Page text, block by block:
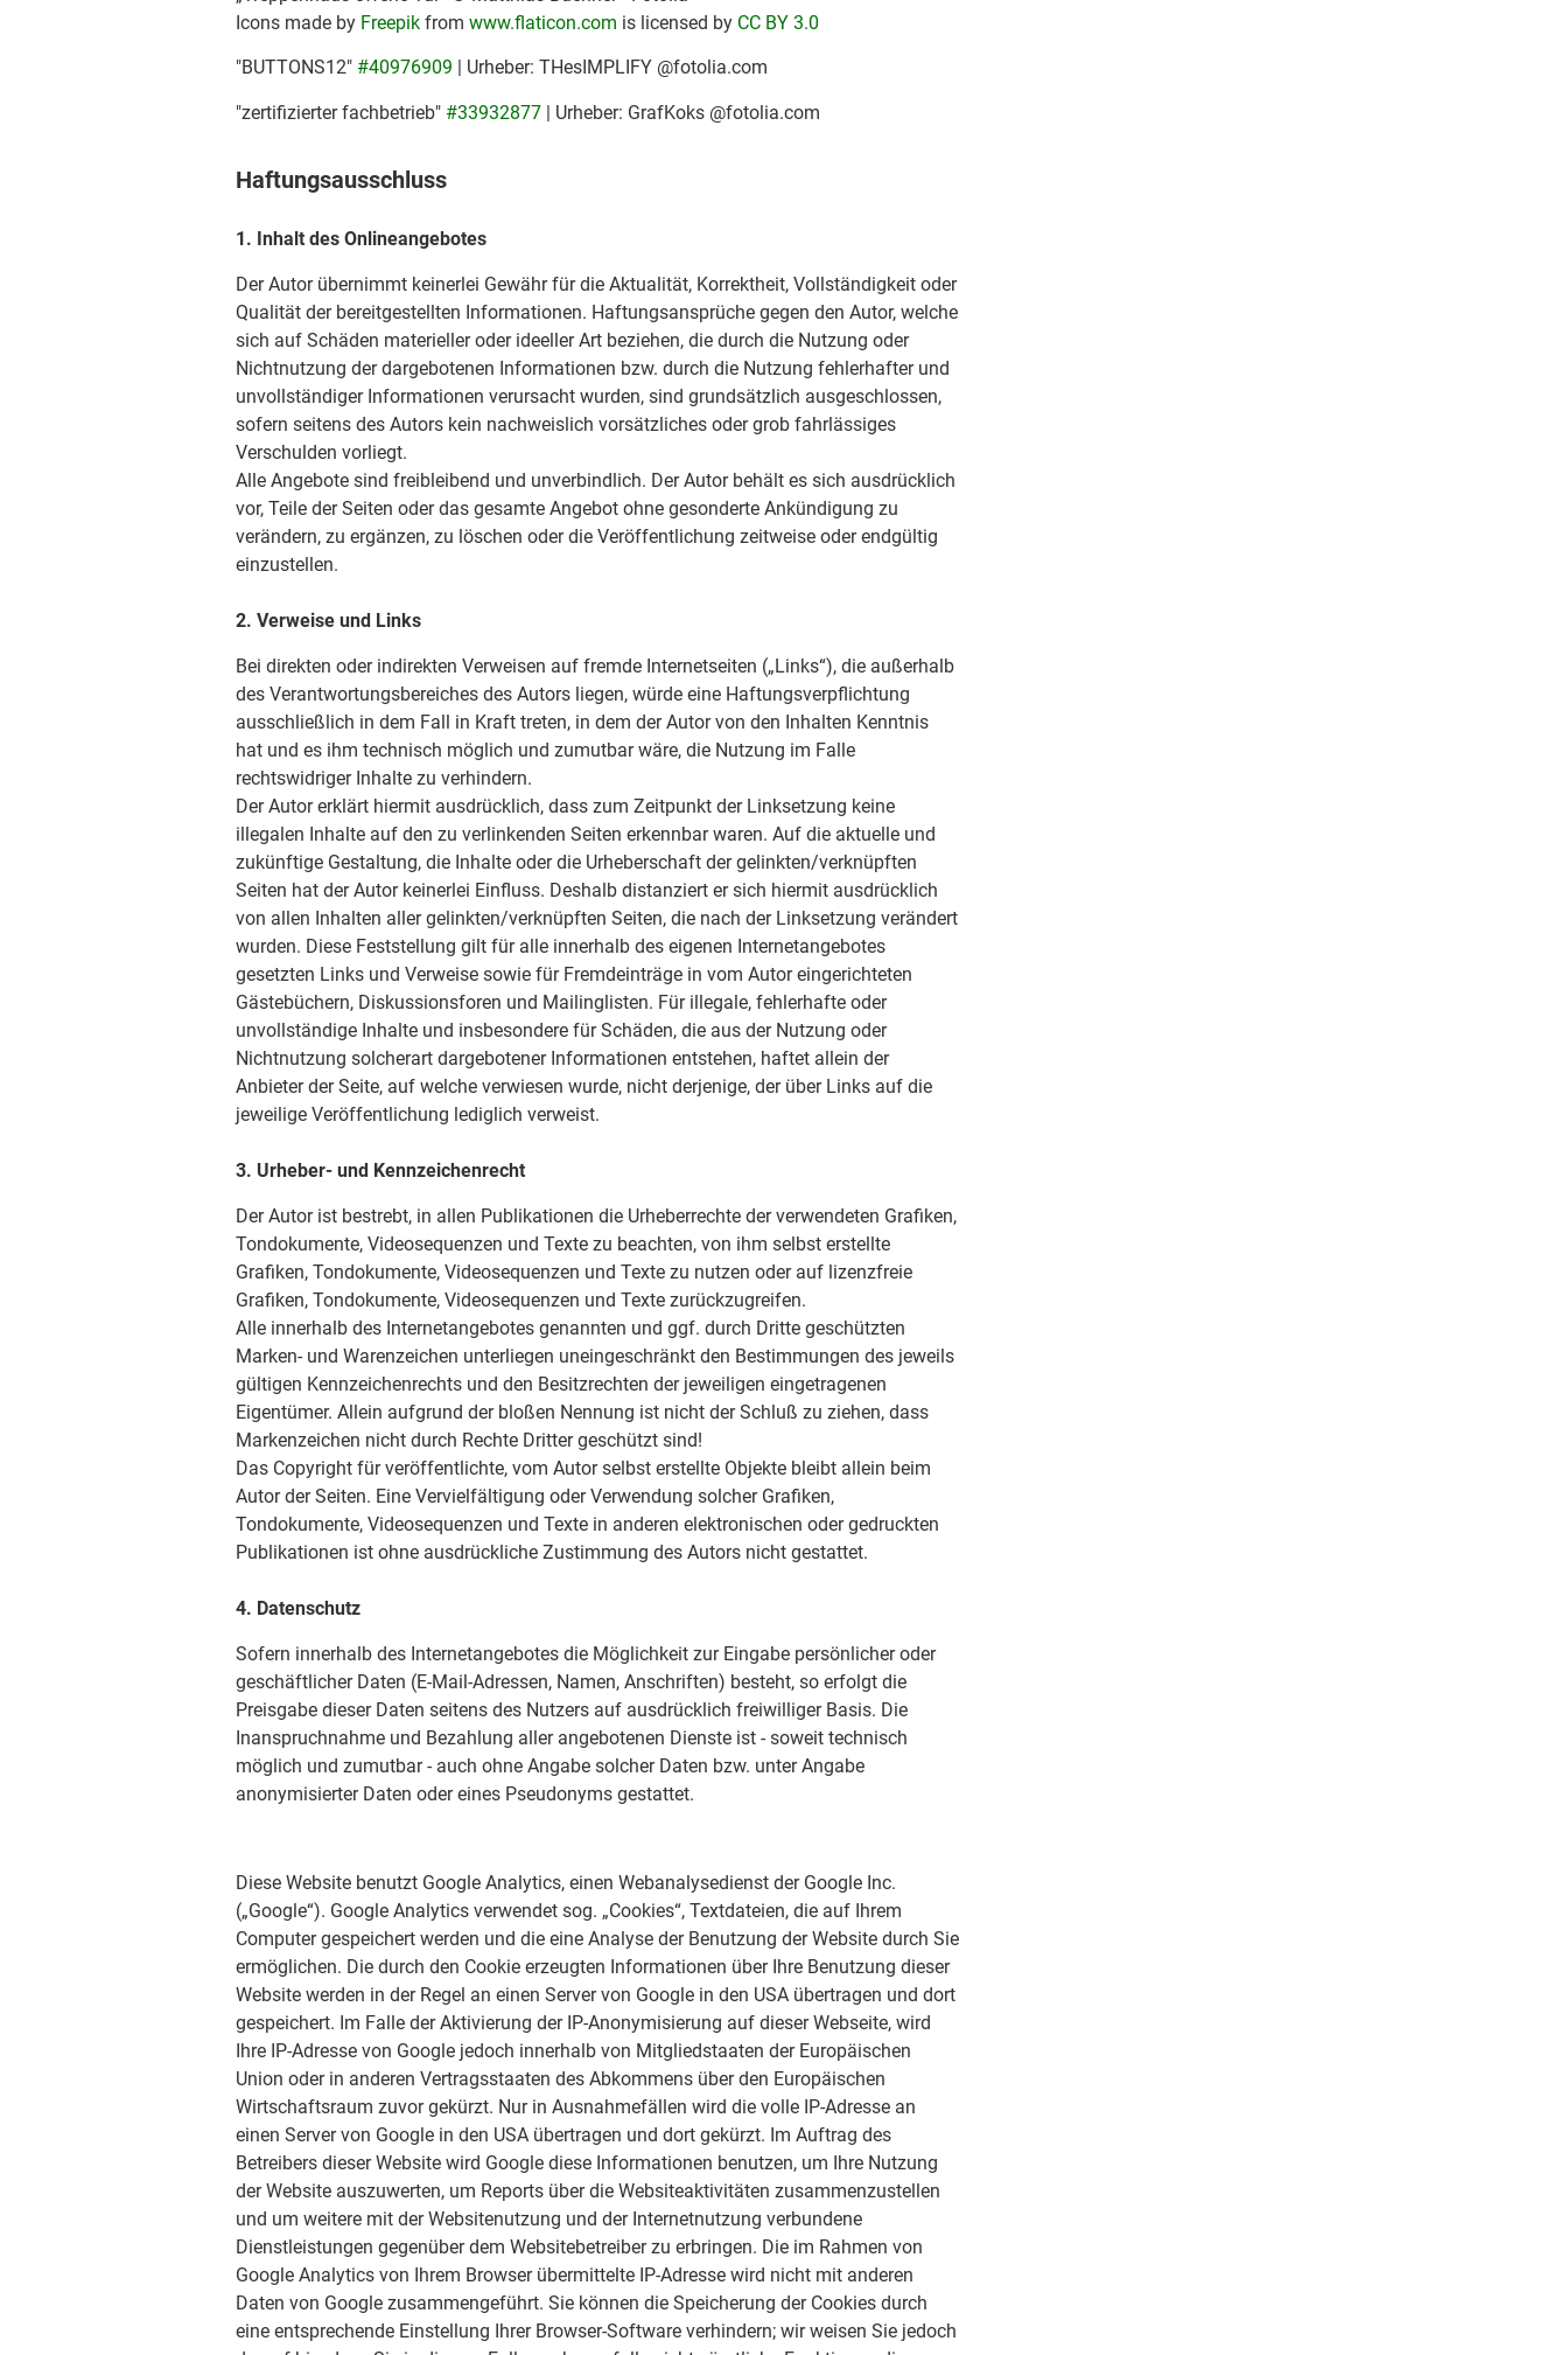
Icons made by Freepik from www.flaticon.com is licensed by CC BY 3.0
"BUTTONS12" #40976909 | Urheber: THesIMPLIFY @fotolia.com
"zertifizierter fachbetrieb" #33932877 | Urheber: GrafKoks @fotolia.com
Haftungsausschluss
1. Inhalt des Onlineangebotes
Der Autor übernimmt keinerlei Gewähr für die Aktualität, Korrektheit, Vollständigkeit oder
Qualität der bereitgestellten Informationen. Haftungsansprüche gegen den Autor, welche
sich auf Schäden materieller oder ideeller Art beziehen, die durch die Nutzung oder
Nichtnutzung der dargebotenen Informationen bzw. durch die Nutzung fehlerhafter und
unvollständiger Informationen verursacht wurden, sind grundsätzlich ausgeschlossen,
sofern seitens des Autors kein nachweislich vorsätzliches oder grob fahrlässiges
Verschulden vorliegt.
Alle Angebote sind freibleibend und unverbindlich. Der Autor behält es sich ausdrücklich
vor, Teile der Seiten oder das gesamte Angebot ohne gesonderte Ankündigung zu
verändern, zu ergänzen, zu löschen oder die Veröffentlichung zeitweise oder endgültig
einzustellen.
2. Verweise und Links
Bei direkten oder indirekten Verweisen auf fremde Internetseiten („Links“), die außerhalb
des Verantwortungsbereiches des Autors liegen, würde eine Haftungsverpflichtung
ausschließlich in dem Fall in Kraft treten, in dem der Autor von den Inhalten Kenntnis
hat und es ihm technisch möglich und zumutbar wäre, die Nutzung im Falle
rechtswidriger Inhalte zu verhindern.
Der Autor erklärt hiermit ausdrücklich, dass zum Zeitpunkt der Linksetzung keine
illegalen Inhalte auf den zu verlinkenden Seiten erkennbar waren. Auf die aktuelle und
zukünftige Gestaltung, die Inhalte oder die Urheberschaft der gelinkten/verknüpften
Seiten hat der Autor keinerlei Einfluss. Deshalb distanziert er sich hiermit ausdrücklich
von allen Inhalten aller gelinkten/verknüpften Seiten, die nach der Linksetzung verändert
wurden. Diese Feststellung gilt für alle innerhalb des eigenen Internetangebotes
gesetzten Links und Verweise sowie für Fremdeinträge in vom Autor eingerichteten
Gästebüchern, Diskussionsforen und Mailinglisten. Für illegale, fehlerhafte oder
unvollständige Inhalte und insbesondere für Schäden, die aus der Nutzung oder
Nichtnutzung solcherart dargebotener Informationen entstehen, haftet allein der
Anbieter der Seite, auf welche verwiesen wurde, nicht derjenige, der über Links auf die
jeweilige Veröffentlichung lediglich verweist.
3. Urheber- und Kennzeichenrecht
Der Autor ist bestrebt, in allen Publikationen die Urheberrechte der verwendeten Grafiken,
Tondokumente, Videosequenzen und Texte zu beachten, von ihm selbst erstellte
Grafiken, Tondokumente, Videosequenzen und Texte zu nutzen oder auf lizenzfreie
Grafiken, Tondokumente, Videosequenzen und Texte zurückzugreifen.
Alle innerhalb des Internetangebotes genannten und ggf. durch Dritte geschützten
Marken- und Warenzeichen unterliegen uneingeschränkt den Bestimmungen des jeweils
gültigen Kennzeichenrechts und den Besitzrechten der jeweiligen eingetragenen
Eigentümer. Allein aufgrund der bloßen Nennung ist nicht der Schluß zu ziehen, dass
Markenzeichen nicht durch Rechte Dritter geschützt sind!
Das Copyright für veröffentlichte, vom Autor selbst erstellte Objekte bleibt allein beim
Autor der Seiten. Eine Vervielfältigung oder Verwendung solcher Grafiken,
Tondokumente, Videosequenzen und Texte in anderen elektronischen oder gedruckten
Publikationen ist ohne ausdrückliche Zustimmung des Autors nicht gestattet.
4. Datenschutz
Sofern innerhalb des Internetangebotes die Möglichkeit zur Eingabe persönlicher oder
geschäftlicher Daten (E-Mail-Adressen, Namen, Anschriften) besteht, so erfolgt die
Preisgabe dieser Daten seitens des Nutzers auf ausdrücklich freiwilliger Basis. Die
Inanspruchnahme und Bezahlung aller angebotenen Dienste ist - soweit technisch
möglich und zumutbar - auch ohne Angabe solcher Daten bzw. unter Angabe
anonymisierter Daten oder eines Pseudonyms gestattet.
Diese Website benutzt Google Analytics, einen Webanalysedienst der Google Inc.
(„Google“). Google Analytics verwendet sog. „Cookies“, Textdateien, die auf Ihrem
Computer gespeichert werden und die eine Analyse der Benutzung der Website durch Sie
ermöglichen. Die durch den Cookie erzeugten Informationen über Ihre Benutzung dieser
Website werden in der Regel an einen Server von Google in den USA übertragen und dort
gespeichert. Im Falle der Aktivierung der IP-Anonymisierung auf dieser Webseite, wird
Ihre IP-Adresse von Google jedoch innerhalb von Mitgliedstaaten der Europäischen
Union oder in anderen Vertragsstaaten des Abkommens über den Europäischen
Wirtschaftsraum zuvor gekürzt. Nur in Ausnahmefällen wird die volle IP-Adresse an
einen Server von Google in den USA übertragen und dort gekürzt. Im Auftrag des
Betreibers dieser Website wird Google diese Informationen benutzen, um Ihre Nutzung
der Website auszuwerten, um Reports über die Websiteaktivitäten zusammenzustellen
und um weitere mit der Websitenutzung und der Internetnutzung verbundene
Dienstleistungen gegenüber dem Websitebetreiber zu erbringen. Die im Rahmen von
Google Analytics von Ihrem Browser übermittelte IP-Adresse wird nicht mit anderen
Daten von Google zusammengeführt. Sie können die Speicherung der Cookies durch
eine entsprechende Einstellung Ihrer Browser-Software verhindern; wir weisen Sie jedoch